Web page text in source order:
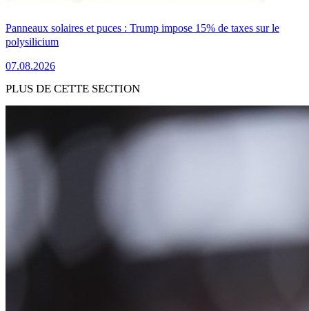
Panneaux solaires et puces : Trump impose 15% de taxes sur le
polysilicium
07.08.2026
PLUS DE CETTE SECTION